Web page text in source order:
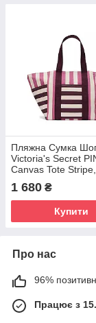
Пляжна Сумка
Victoria's Secret
Canvas Tote Stripe,
Різнокольорова у
1 680 ₴
Купити
Про нас
96%
Працює з